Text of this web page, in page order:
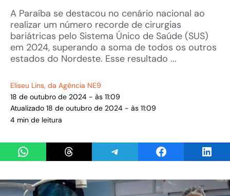
A Paraíba se destacou no cenário nacional ao
realizar um número recorde de cirurgias
bariátricas pelo Sistema Único de Saúde (SUS)
em 2024, superando a soma de todos os outros
estados do Nordeste. Esse resultado ...
Eliseu Lins, da Agência NE9
18 de outubro de 2024 - às 11:09
Atualizado 18 de outubro de 2024 - às 11:09
4 min de leitura
Share on WhatsAppShare on ThreadsShare on TelegramShare on Facebook